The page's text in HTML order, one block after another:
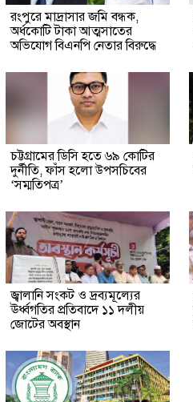
রংপুরে মাদ্রাসার জমি বন্ধক,
অর্ধকোটি টাকা আত্মসাতের
অভিযোগ বিএনপি নেতার বিরুদ্ধে
চট্টগ্রামের ডিসি হতে ৬৯ কোটির
দুর্নীতি, ফাঁস হলো উপসচিবের
‘সম্মতিপত্র’
জ্বালানি সংকট ও দ্রব্যমূল্যের
ঊর্ধ্বগতির প্রতিবাদে ১১ দলীয়
জোটের অবস্থান